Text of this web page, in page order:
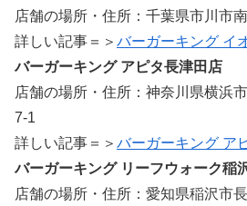
店舗の場所・住所：千葉県市川市
詳しい記事＝＞ バーガーキング イ
バーガーキング アピタ長津田店
店舗の場所・住所：神奈川県横浜
7-1
詳しい記事＝＞ バーガーキング ア
バーガーキング リーフウォーク稲
店舗の場所・住所：愛知県稲沢市